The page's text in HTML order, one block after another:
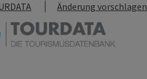
Änderung vorschlagen